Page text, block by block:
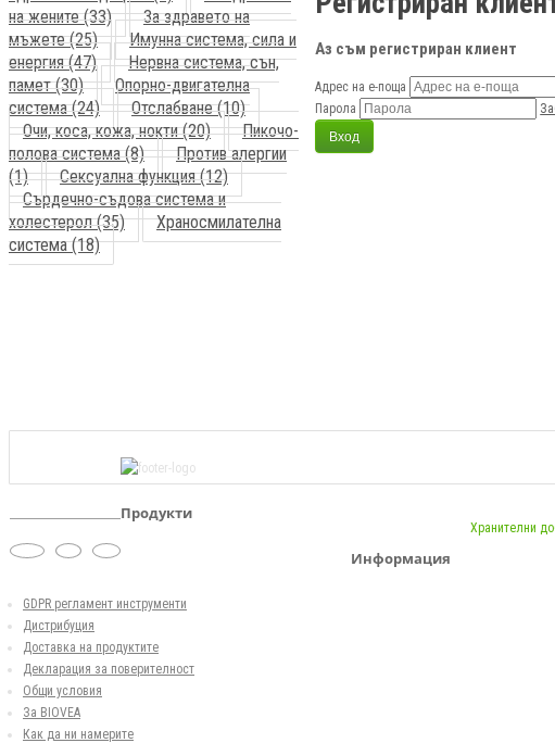
на жените (33)
За здравето на
мъжете (25)
Имунна система, сила и
енергия (47)
Нервна система, сън,
памет (30)
Опорно-двигателна
система (24)
Отслабване (10)
Очи, коса, кожа, нокти (20)
Пикочо-
полова система (8)
Против алергии
(1)
Сексуална функция (12)
Сърдечно-съдова система и
холестерол (35)
Храносмилателна
система (18)
Аз съм регистриран клиент
Адрес на е-поща
Парола
Продукти
Информация
GDPR регламент инструменти
Дистрибуция
Доставка на продуктите
Декларация за поверителност
Общи условия
За BIOVEA
Как да ни намерите
Хранителни